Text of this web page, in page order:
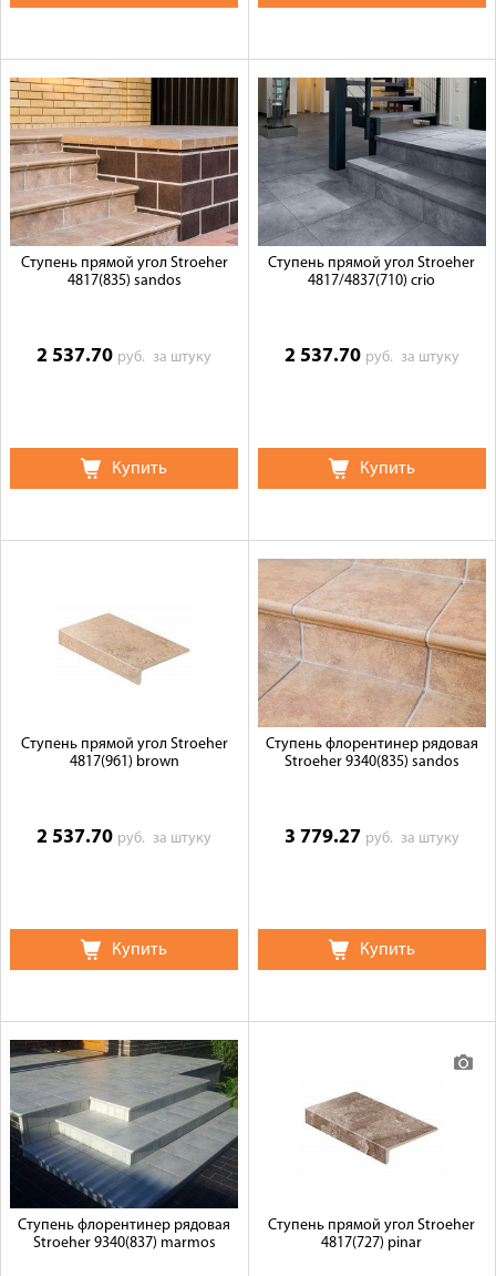
Ступень прямой угол Stroeher
4817(835) sandos
2 537.70 руб.за штуку
Купить
Ступень прямой угол Stroeher
4817/4837(710) crio
2 537.70 руб. за штуку
Купить
Ступень прямой угол Stroeher
4817(961) brown
2 537.70 руб.за штуку
Купить
Ступень флорентинер рядовая
Stroeher 9340(835) sandos
3 779.27 руб. за штуку
Купить
Ступень флорентинер рядовая
Stroeher 9340(837) marmos
Ступень прямой угол Stroeher
4817(727) pinar